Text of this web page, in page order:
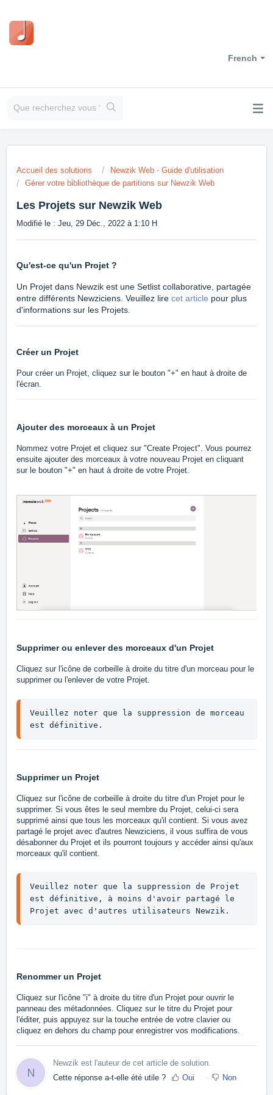
French
Accueil des solutions
Newzik Web - Guide d'utilisation
Gérer votre bibliothèque de partitions sur Newzik Web
Les Projets sur Newzik Web
Modifié le : Jeu, 29 Déc., 2022 à 1:10 H
Qu'est-ce qu'un Projet ?
Un Projet dans Newzik est une Setlist collaborative, partagée
entre différents Newziciens. Veuillez lire cet article pour plus
d'informations sur les Projets.
Créer un Projet
Pour créer un Projet, cliquez sur le bouton "+" en haut à droite de
l'écran.
Ajouter des morceaux à un Projet
Nommez votre Projet et cliquez sur "Create Project". Vous pourrez
ensuite ajouter des morceaux à votre nouveau Projet en cliquant
sur le bouton "+" en haut à droite de votre Projet.
Supprimer ou enlever des morceaux d'un Projet
Cliquez sur l'icône de corbeille à droite du titre d'un morceau pour le
supprimer ou l'enlever de votre Projet.
Veuillez noter que la suppression de morceau
est définitive.
Supprimer un Projet
Cliquez sur l'icône de corbeille à droite du titre d'un Projet pour le
supprimer. Si vous êtes le seul membre du Projet, celui-ci sera
supprimé ainsi que tous les morceaux qu'il contient. Si vous avez
partagé le projet avec d'autres Newziciens, il vous suffira de vous
désabonner du Projet et ils pourront toujours y accéder ainsi qu'aux
morceaux qu'il contient.
Veuillez noter que la suppression de Projet
est définitive, à moins d'avoir partagé le
Projet avec d'autres utilisateurs Newzik.
Renommer un Projet
Cliquez sur l'icône "i" à droite du titre d'un Projet pour ouvrir le
panneau des métadonnées. Cliquez sur le titre du Projet pour
l'éditer, puis appuyez sur la touche entrée de votre clavier ou
cliquez en dehors du champ pour enregistrer vos modifications.
N
Newzik est l'auteur de cet article de solution.
Cette réponse a-t-elle été utile ?
Oui Non